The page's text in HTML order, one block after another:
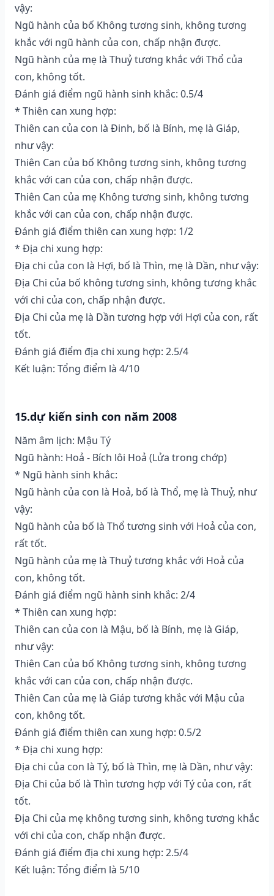
vậy:
Ngũ hành của bố Không tương sinh, không tương
khắc với ngũ hành của con, chấp nhận được.
Ngũ hành của mẹ là Thuỷ tương khắc với Thổ của
con, không tốt.
Đánh giá điểm ngũ hành sinh khắc: 0.5/4
* Thiên can xung hợp:
Thiên can của con là Đinh, bố là Bính, mẹ là Giáp,
như vậy:
Thiên Can của bố Không tương sinh, không tương
khắc với can của con, chấp nhận được.
Thiên Can của mẹ Không tương sinh, không tương
khắc với can của con, chấp nhận được.
Đánh giá điểm thiên can xung hợp: 1/2
* Địa chi xung hợp:
Địa chi của con là Hợi, bố là Thìn, mẹ là Dần, như vậy:
Địa Chi của bố không tương sinh, không tương khắc
với chi của con, chấp nhận được.
Địa Chi của mẹ là Dần tương hợp với Hợi của con, rất
tốt.
Đánh giá điểm địa chi xung hợp: 2.5/4
Kết luận: Tổng điểm là 4/10
15.dự kiến sinh con năm 2008
Năm âm lịch: Mậu Tý
Ngũ hành: Hoả - Bích lôi Hoả (Lửa trong chớp)
* Ngũ hành sinh khắc:
Ngũ hành của con là Hoả, bố là Thổ, mẹ là Thuỷ, như
vậy:
Ngũ hành của bố là Thổ tương sinh với Hoả của con,
rất tốt.
Ngũ hành của mẹ là Thuỷ tương khắc với Hoả của
con, không tốt.
Đánh giá điểm ngũ hành sinh khắc: 2/4
* Thiên can xung hợp:
Thiên can của con là Mậu, bố là Bính, mẹ là Giáp,
như vậy:
Thiên Can của bố Không tương sinh, không tương
khắc với can của con, chấp nhận được.
Thiên Can của mẹ là Giáp tương khắc với Mậu của
con, không tốt.
Đánh giá điểm thiên can xung hợp: 0.5/2
* Địa chi xung hợp:
Địa chi của con là Tý, bố là Thìn, mẹ là Dần, như vậy:
Địa Chi của bố là Thìn tương hợp với Tý của con, rất
tốt.
Địa Chi của mẹ không tương sinh, không tương khắc
với chi của con, chấp nhận được.
Đánh giá điểm địa chi xung hợp: 2.5/4
Kết luận: Tổng điểm là 5/10